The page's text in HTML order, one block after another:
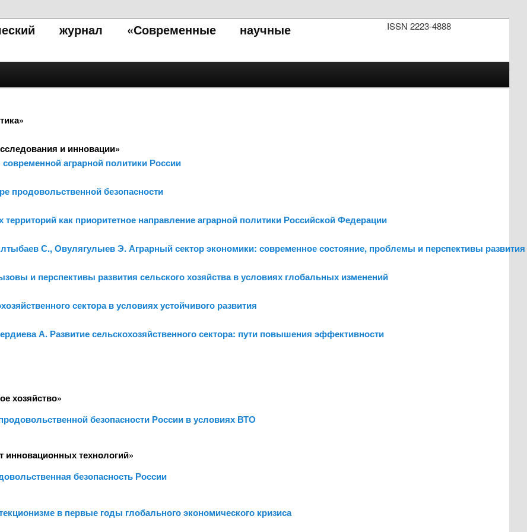
ISSN 2223-4888
журнал «Современные научные
и инновации»
аграрной политики России
продовольственной безопасности
как приоритетное направление аграрной политики Российской Федерации
С., Овулягулыев Э. Аграрный сектор экономики: современное состояние, проблемы и перспективы развития
и перспективы развития сельского хозяйства в условиях глобальных изменений
сектора в условиях устойчивого развития
А. Развитие сельскохозяйственного сектора: пути повышения эффективности
хозяйство»
безопасности России в условиях ВТО
технологий»
безопасность России
в первые годы глобального экономического кризиса